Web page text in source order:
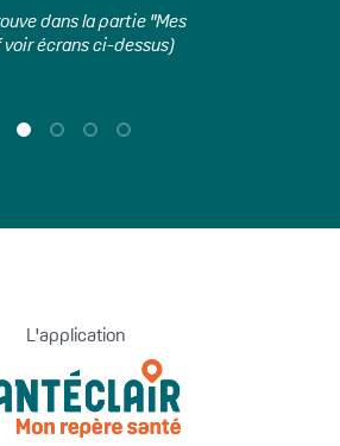
dans la partie "Mes
écrans ci-dessus)
L'application